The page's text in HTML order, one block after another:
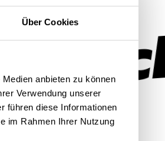
Über Cookies
anbieten zu können
Verwendung unserer
führen diese Informationen
im Rahmen Ihrer Nutzung